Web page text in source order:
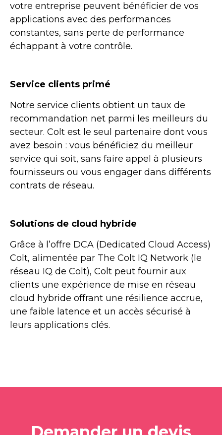
votre entreprise peuvent bénéficier de vos
applications avec des performances
constantes, sans perte de performance
échappant à votre contrôle.
Service clients primé
Notre service clients obtient un taux de
recommandation net parmi les meilleurs du
secteur. Colt est le seul partenaire dont vous
avez besoin : vous bénéficiez du meilleur
service qui soit, sans faire appel à plusieurs
fournisseurs ou vous engager dans différents
contrats de réseau.
Solutions de cloud hybride
Grâce à l’offre DCA (Dedicated Cloud Access)
Colt, alimentée par The Colt IQ Network (le
réseau IQ de Colt), Colt peut fournir aux
clients une expérience de mise en réseau
cloud hybride offrant une résilience accrue,
une faible latence et un accès sécurisé à
leurs applications clés.